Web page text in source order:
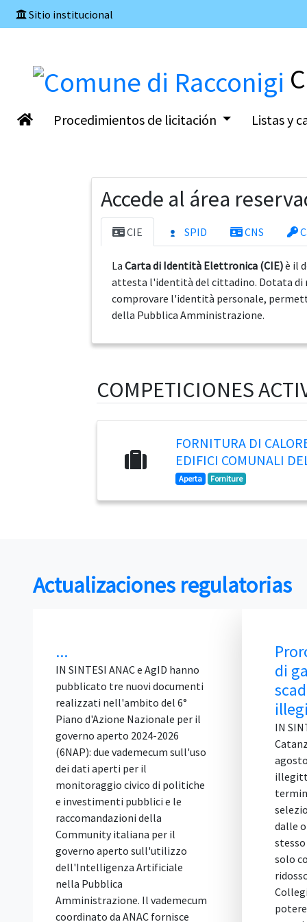
Sitio institucional
Procedimientos de licitación Listas y
Accede al área
CIE SPID CNS
La Carta di Identità Elettronica (CIE)è il
attesta l'identità del cittadino. Dotata di
comprovare l'identità personale,
della Pubblica Amministrazione.
COMPETICIONES
FORNITURA DI
EDIFICI COMUNALI
Aperta Forniture
Actualizaciones regulatorias
AgID hanno
documenti
per il
sull'uso
di politiche
vademecum
di gara a ridosso della
scadenza: è
illegittima
IN SINTESI Il TAR Calabria,
Catanzaro, Sez. I, sentenza 5
agosto 2026, n. 1538, dichiara
illegittima la proroga del
termine di partecipazione a una
selezione pubblica, concessa
dalle ore 10 a mezzanotte dello
stesso giorno su istanza di un
solo concorrente, presentata a
ridosso della scadenza. Il
potere: la proroga, concessa